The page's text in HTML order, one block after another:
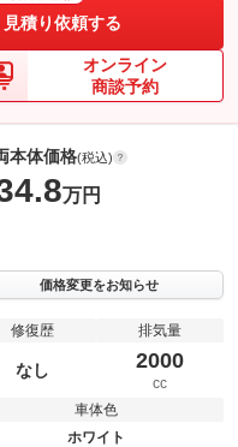
積り依頼する
オンライン
商談予約
本体価格(税込)
万円
価格変更をお知らせ
修復歴
なし
排気量
2000
cc
車体色
ホワイト